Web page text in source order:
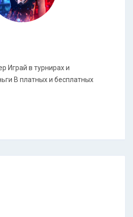
Играй в турнирах и
В платных и бесплатных